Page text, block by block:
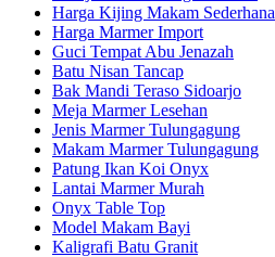
Harga Kijing Makam Sederhana
Harga Marmer Import
Guci Tempat Abu Jenazah
Batu Nisan Tancap
Bak Mandi Teraso Sidoarjo
Meja Marmer Lesehan
Jenis Marmer Tulungagung
Makam Marmer Tulungagung
Patung Ikan Koi Onyx
Lantai Marmer Murah
Onyx Table Top
Model Makam Bayi
Kaligrafi Batu Granit